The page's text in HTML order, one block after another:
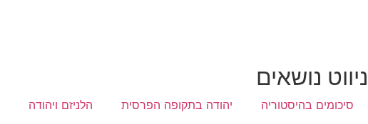
ניווט נושאים
סיכומים בהיסטוריה יהודה בתקופה הפרסית הלניזם ויהודה